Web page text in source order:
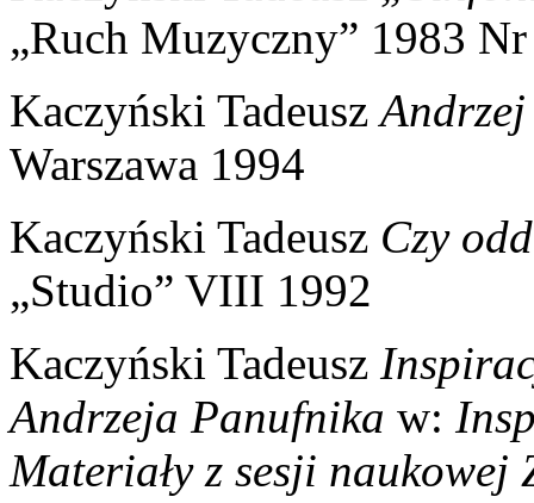
„Ruch Muzyczny” 1983
Kaczyński Tadeusz
Warszawa 1994
Kaczyński Tadeusz Czy
„Studio” VIII 1992
Kaczyński Tadeusz
Andrzeja Panufnika w:
Materiały z sesji naukowej